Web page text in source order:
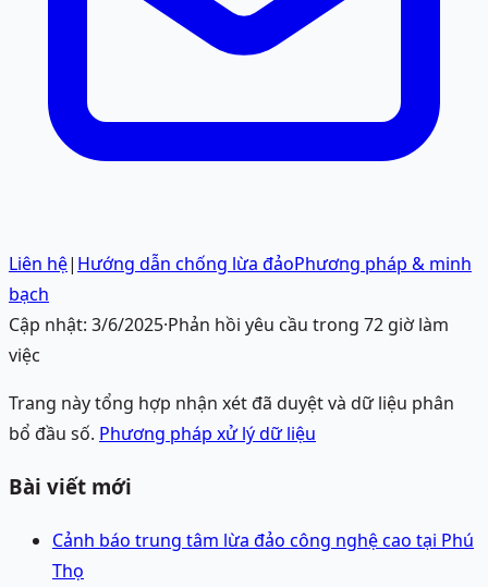
Liên hệ| Hướng dẫn chống lừa đảoPhương pháp & minh
bạch
Cập nhật: 3/6/2025·Phản hồi yêu cầu trong 72 giờ làm
việc
Trang này tổng hợp nhận xét đã duyệt và dữ liệu phân
bổ đầu số. Phương pháp xử lý dữ liệu
Bài viết mới
Cảnh báo trung tâm lừa đảo công nghệ cao tại Phú
Thọ